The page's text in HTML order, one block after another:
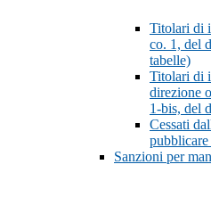
Titolari di
co. 1, del
tabelle)
Titolari di
direzione
1-bis, del
Cessati
Sanzioni per